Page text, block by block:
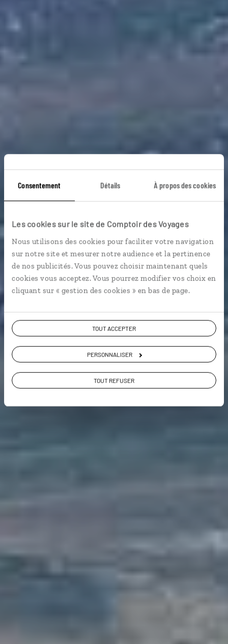
Consentement Détails À propos des cookies
Les cookies sur le site de Comptoir des Voyages
Nous utilisons des cookies pour faciliter votre navigation
sur notre site et mesurer notre audience et la pertinence
de nos publicités. Vous pouvez choisir maintenant quels
cookies vous acceptez. Vous pourrez modifier vos choix en
cliquant sur « gestion des cookies » en bas de page.
TOUT ACCEPTER
PERSONNALISER
TOUT REFUSER
Intrépides Hébrides
Circuit autotour en Écosse dans les Hébrides
intérieures.
Voir les 867 avis sur les voyages en Ecosse
VOIR LA GALERIE PHOTOS